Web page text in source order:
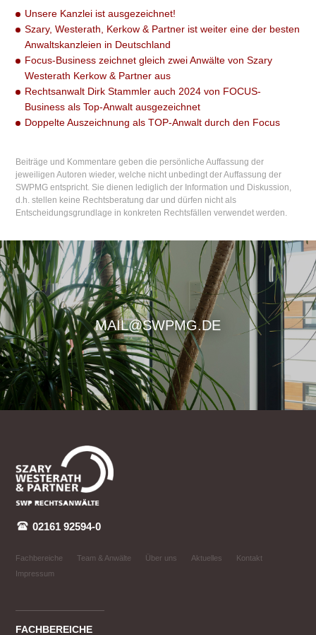
Unsere Kanzlei ist ausgezeichnet!
Szary, Westerath, Kerkow & Partner ist weiter eine der besten
Anwaltskanzleien in Deutschland
Focus-Business zeichnet gleich zwei Anwälte von Szary
Westerath Kerkow & Partner aus
Rechtsanwalt Dirk Stammler auch 2024 von FOCUS-
Business als Top-Anwalt ausgezeichnet
Doppelte Auszeichnung als TOP-Anwalt durch den Focus
Beiträge und Kommentare geben die persönliche Auffassung der
jeweiligen Autoren wieder, welche nicht unbedingt der Auffassung der
SWPMG entspricht. Sie dienen lediglich der Information und Diskussion,
d.h. stellen keine Rechtsberatung dar und dürfen nicht als
Entscheidungsgrundlage in konkreten Rechtsfällen verwendet werden.
MAIL@SWPMG.DE
02161 92594-0
Fachbereiche Team & Anwälte Über uns Aktuelles
Kontakt
Impressum
FACHBEREICHE